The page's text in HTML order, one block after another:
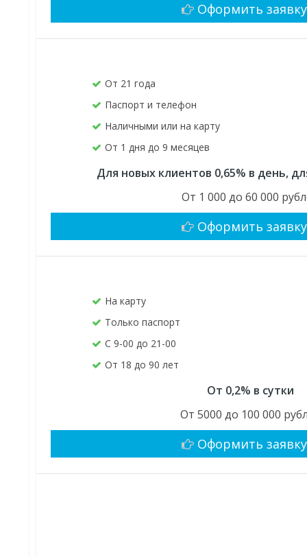
Оформить заявку
От 21 года
Паспорт и телефон
Наличными или на карту
От 1 дня до 9 месяцев
Для новых клиентов 0,65% в день,
От 1 000 до 60 000
Оформить заявку
На карту
Только паспорт
С 9-00 до 21-00
От 18 до 90 лет
От 0,2% в сутки
От 5000 до 100 000
Оформить заявку